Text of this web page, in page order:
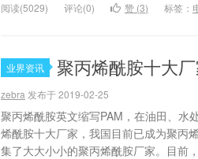
阅读(5029) 评论(0) 赞 (3) 标签：
业界资讯 聚丙烯酰胺十大
zebra 发布于 2019-02-25
聚丙烯酰胺英文缩写PAM，在油田、水
烯酰胺十大厂家，我国目前已成为聚丙
集了大大小小的聚丙烯酰胺厂家。目前